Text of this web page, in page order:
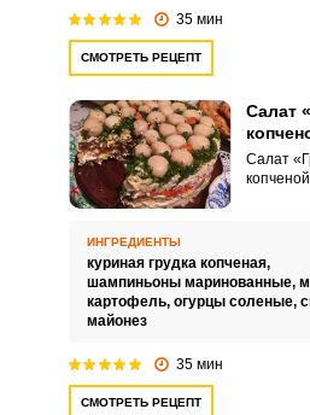
35 мин
СМОТРЕТЬ РЕЦЕПТ
Салат
Салат
Такой
ИНГРЕДИЕНТЫ
куриная грудка копченая,
шампиньоны маринованные,
картофель, огурцы соленые,
майонез
35 мин
СМОТРЕТЬ РЕЦЕПТ